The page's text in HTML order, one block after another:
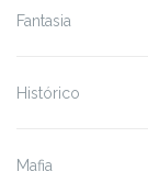
Fantasia
Histórico
Mafia